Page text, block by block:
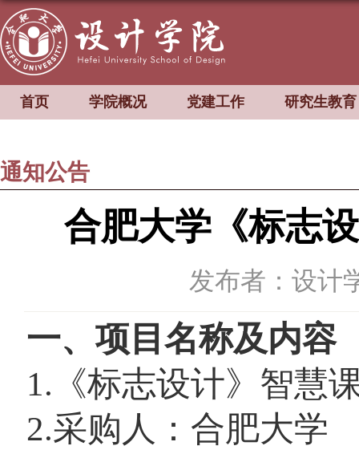
首页 学院概况 党建工作 研究生教育
通知公告
合肥大学《标志
发布者：设计
一、项目名称及内容
1. 《标志设计》智慧
2.采购人：合肥大学